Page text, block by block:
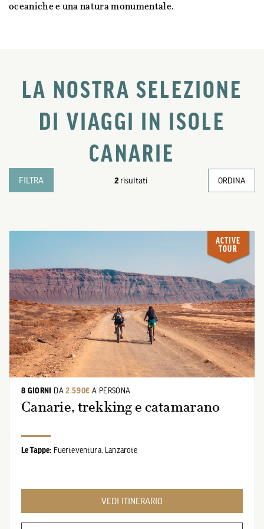
oceaniche e una natura monumentale.
LA NOSTRA SELEZIONE
DI VIAGGI IN ISOLE
CANARIE
FILTRA 2 risultati ORDINA
ACTIVE
TOUR
8 GIORNI DA2.590€ A PERSONA
Canarie, trekking e catamarano
Le Tappe: Fuerteventura, Lanzarote
VEDI ITINERARIO